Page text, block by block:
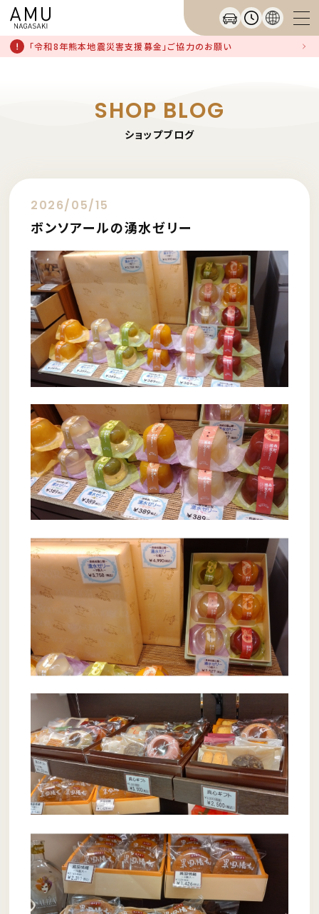
「令和8年熊本地震災害支援募金」ご協力のお願い
SHOP BLOG
ショップブログ
2026/05/15
ボンソアールの湧水ゼリー